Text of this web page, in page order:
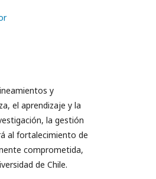
y
el aprendizaje y la
la gestión
al fortalecimiento de
comprometida,
de Chile.